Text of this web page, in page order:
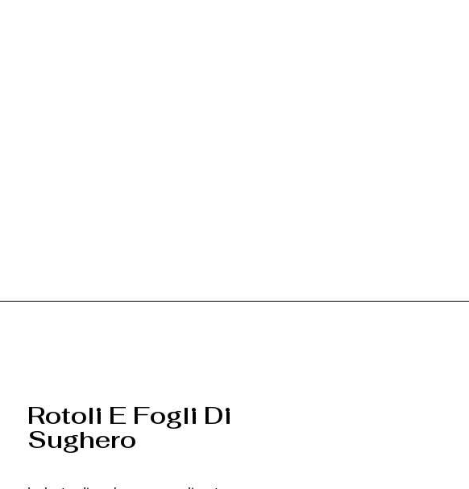
Rotoli E Fogli Di
Sughero